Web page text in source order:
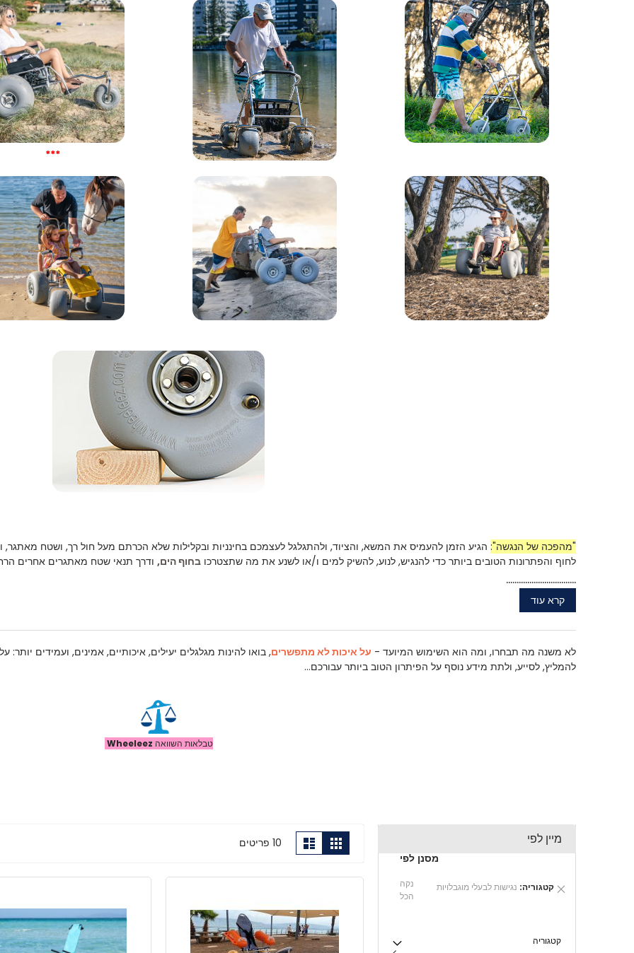
***
"מהפכה של הנגשה": הגיע הזמן להעמיס את המשא, והציוד, ולהתגלגל לעצמכם בחינניות ובקלילות שלא הכרתם מעל חול רך, ושטח מאתגר,
לחוף והפתרונות הטובים ביותר כדי להנגיש, לנוע, להשיק למים ו/או לשנע את מה שתצטרכו בחוף הים, ודרך תנאי שטח מאתגרים אחרים
.................................
קרא עוד
לא משנה מה תבחרו, ומה הוא השימוש המיועד - על איכות לא מתפשרים, בואו להינות מגלגלים יעילים, איכותיים, אמינים, ועמידים
להמליץ, לסייע, ולתת מידע נוסף על הפיתרון הטוב ביותר עבורכם...
טבלאות השוואה Wheeleez
הצג
כ-
גריד
תצוגה
רשימה10 פריטים מיין לפי
מסנן לפי
קטגוריה נגישות לבעלי מוגבלויות
הסרת
נקה
הכל
קטגוריה